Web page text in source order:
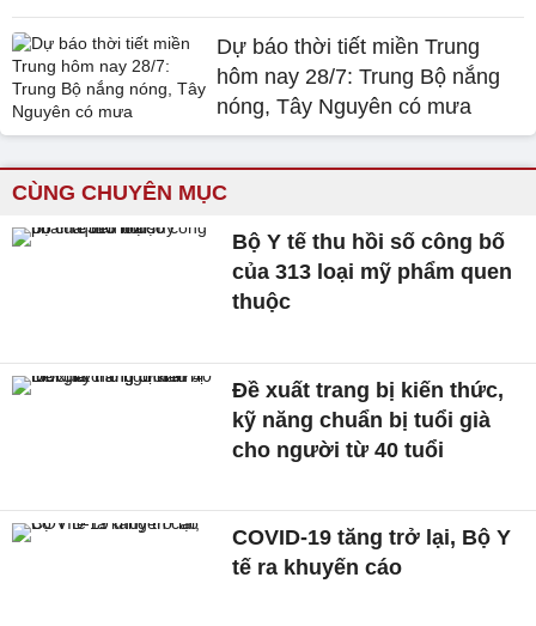
Dự báo thời tiết miền Trung
hôm nay 28/7: Trung Bộ nắng
nóng, Tây Nguyên có mưa
CÙNG CHUYÊN MỤC
Bộ Y tế thu hồi số công bố
của 313 loại mỹ phẩm quen
thuộc
Đề xuất trang bị kiến thức,
kỹ năng chuẩn bị tuổi già
cho người từ 40 tuổi
COVID-19 tăng trở lại, Bộ Y
tế ra khuyến cáo